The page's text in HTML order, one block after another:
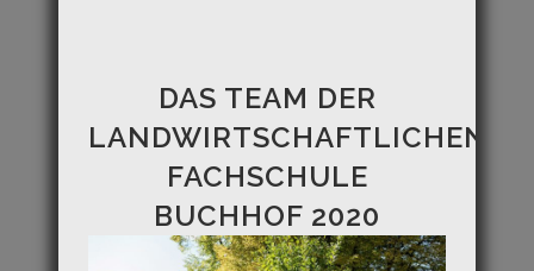
DAS TEAM DER
LANDWIRTSCHAFTLICHEN
FACHSCHULE
BUCHHOF 2020